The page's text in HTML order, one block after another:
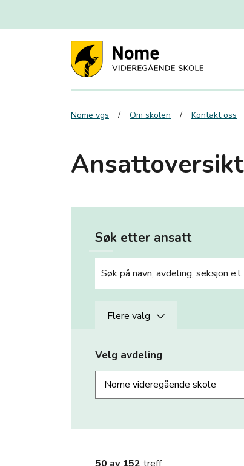
Nome vgs Om skolen Kontakt oss
Ansattoversikt
Søk etter ansatt
Flere valg
Velg avdeling